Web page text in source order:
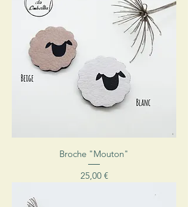
Broche "Mouton"
Prix
25,00 €